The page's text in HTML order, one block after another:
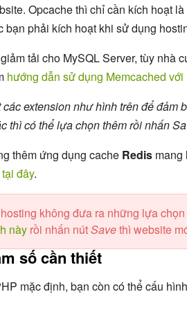
Opcache thì chỉ cần kích hoạt
bạn phải kích hoạt khi sử dụng
tải cho MySQL Server, tùy nhà
hướng dẫn sử dụng Memcached
extension như hình trên để đảm
thì có thể lựa chọn thêm rồi nhấn
thêm ứng dụng cache Redis mang
đây.
không đưa ra những lựa
này rồi nhấn nútSavethì website
số cần thiết
mặc định, bạn còn có thể cấu